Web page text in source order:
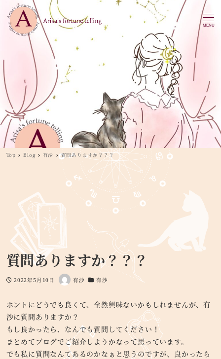
MENU
Top Blog 有沙 質問ありますか？？？
質問ありますか？？？
投稿日
2022年5月10日
著
有沙
カテゴリー
有沙
ホントにどうでも良くて、全然興味ないかもしれませんが、有
沙に質問ありますか？
もし良かったら、なんでも質問してください！
まとめてブログでご紹介しようかなって思っています。
でも私に質問なんてあるのかなぁと思うのですが、良かったら